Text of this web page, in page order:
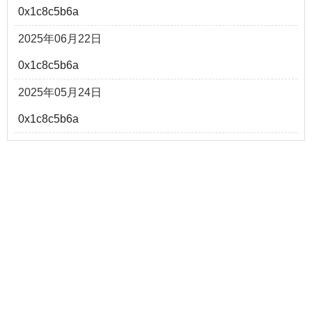
0x1c8c5b6a
2025年06月22日
0x1c8c5b6a
2025年05月24日
0x1c8c5b6a